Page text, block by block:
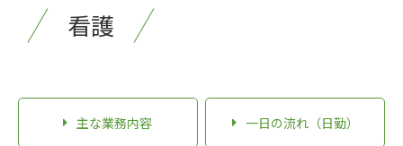
看護
主な業務内容 一日の流れ（日勤）